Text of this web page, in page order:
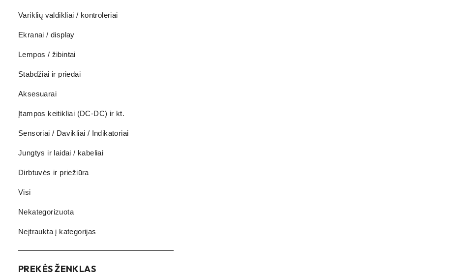
Variklių valdikliai / kontroleriai
Ekranai / display
Lempos / žibintai
Stabdžiai ir priedai
Aksesuarai
Įtampos keitikliai (DC-DC) ir kt.
Sensoriai / Davikliai / Indikatoriai
Jungtys ir laidai / kabeliai
Dirbtuvės ir priežiūra
Visi
Nekategorizuota
Neįtraukta į kategorijas
PREKĖS ŽENKLAS